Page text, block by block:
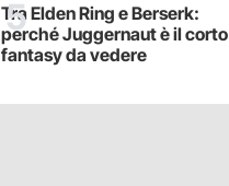
Tra Elden Ring e Berserk:
perché Juggernaut è il corto
fantasy da vedere